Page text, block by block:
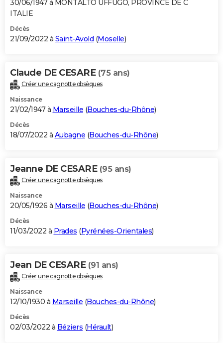
30/06/1947 à MONTALTO UFFUGO, PROVINCE DE C
ITALIE
Décès
21/09/2022 à Saint-Avold (Moselle)
Claude DE CESARE (75 ans)
Créer une cagnotte obsèques
Naissance
21/02/1947 à Marseille (Bouches-du-Rhône)
Décès
18/07/2022 à Aubagne (Bouches-du-Rhône)
Jeanne DE CESARE (95 ans)
Créer une cagnotte obsèques
Naissance
20/05/1926 à Marseille (Bouches-du-Rhône)
Décès
11/03/2022 à Prades (Pyrénées-Orientales)
Jean DE CESARE (91 ans)
Créer une cagnotte obsèques
Naissance
12/10/1930 à Marseille (Bouches-du-Rhône)
Décès
02/03/2022 à Béziers (Hérault)